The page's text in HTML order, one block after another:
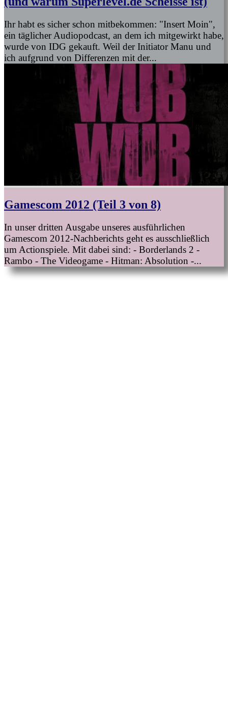
Ihr habt es sicher schon mitbekommen: "Insert Moin",
ein täglicher Audiopodcast, an dem ich mitgewirkt habe,
wurde von IDG gekauft. Weil der Initiator Manu und
ich aufgrund von Differenzen mit der...
Gamescom 2012 (Teil 3 von 8)
In unser dritten Ausgabe unseres ausführlichen
Gamescom 2012-Nachberichts geht es ausschließlich
um Actionspiele. Mit dabei sind: - Borderlands 2 -
Rambo - The Videogame - Hitman: Absolution -...